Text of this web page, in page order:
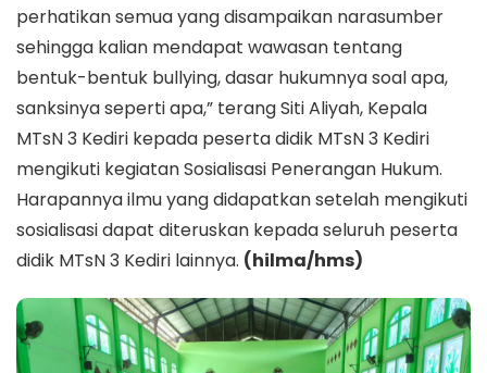
perhatikan semua yang disampaikan narasumber
sehingga kalian mendapat wawasan tentang
bentuk-bentuk bullying, dasar hukumnya soal apa,
sanksinya seperti apa,” terang Siti Aliyah, Kepala
MTsN 3 Kediri kepada peserta didik MTsN 3 Kediri
mengikuti kegiatan Sosialisasi Penerangan Hukum.
Harapannya ilmu yang didapatkan setelah mengikuti
sosialisasi dapat diteruskan kepada seluruh peserta
didik MTsN 3 Kediri lainnya. (hilma/hms)